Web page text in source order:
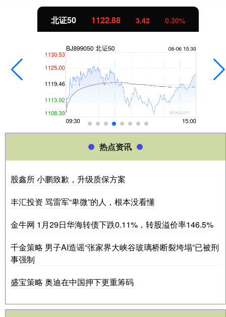
北证50 1122.88 3.42 0.30%
热点资讯
股鑫所 小鹏致歉，升级质保方案
丰汇投资 骂雷军“卑微”的人，根本没看懂
金牛网 1月29日华海转债下跌0.11%，转股溢价率146.5%
千金策略 男子AI造谣“张家界大峡谷玻璃桥断裂垮塌”已被刑
事强制
盛宝策略 奥迪在中国押下更重筹码